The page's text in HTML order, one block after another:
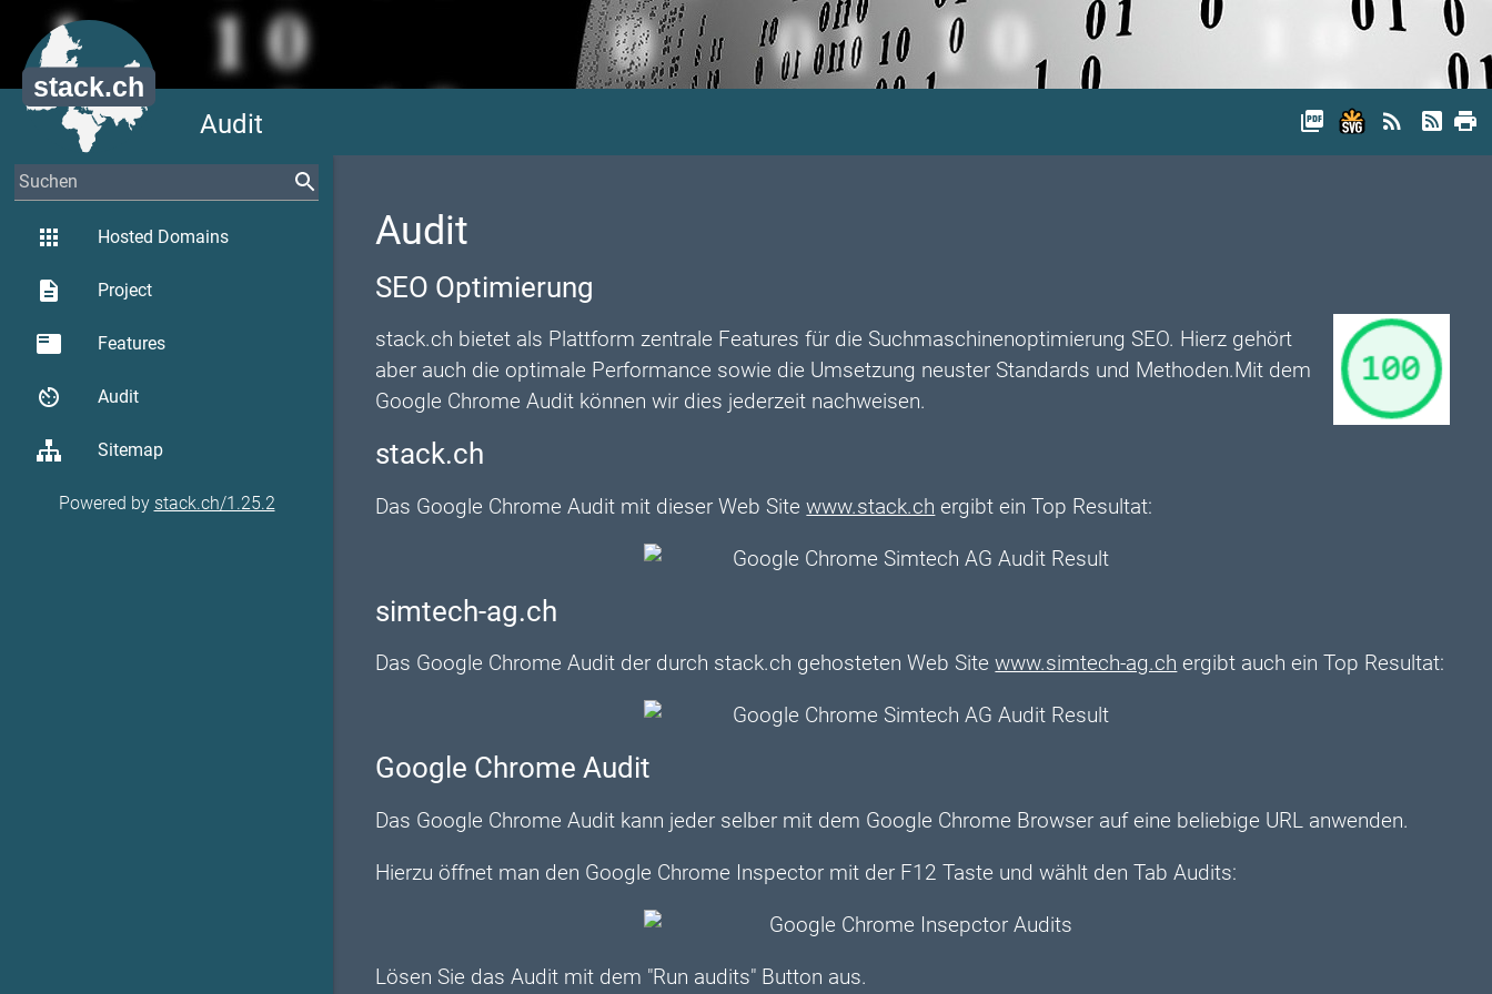
Audit picture_as_pdf rss_feed print
apps Hosted Domains
description Project
featured_play_list Features
av_timer Audit
Sitemap
Powered by stack.ch/1.25.2
Audit
SEO Optimierung
stack.ch bietet als Plattform zentrale Features für die Suchmaschinenoptimierung SEO. Hierz gehört
aber auch die optimale Performance sowie die Umsetzung neuster Standards und Methoden.Mit dem
Google Chrome Audit können wir dies jederzeit nachweisen.
stack.ch
Das Google Chrome Audit mit dieser Web Sitewww.stack.ch ergibt ein Top Resultat:
simtech-ag.ch
Das Google Chrome Audit der durch stack.ch gehosteten Web Sitewww.simtech-ag.ch ergibt auch ein Top Resultat:
Google Chrome Audit
Das Google Chrome Audit kann jeder selber mit dem Google Chrome Browser auf eine beliebige URL anwenden.
Hierzu öffnet man den Google Chrome Inspector mit der F12 Taste und wählt den Tab Audits:
Lösen Sie das Audit mit dem "Run audits" Button aus.